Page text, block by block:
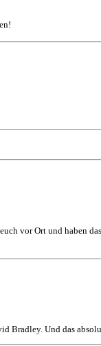
vor Ort und haben
Bradley. Und das